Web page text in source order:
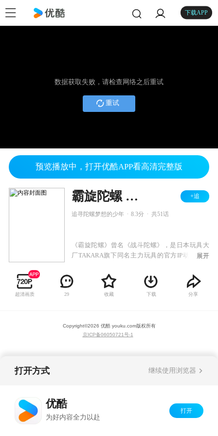
下载APP
数据获取失败，请检查网络之后重试
重试
预览播放中，打开优酷APP看高清完整版
霸旋陀螺 爆刃战神 +追
追寻陀螺梦想的少年 8.3分 共51话
《霸旋陀螺》曾名《战斗陀螺》，是日本玩具大
厂TAKARA旗下同名主力玩具的官方IP动画，早
然拥有大批大龄死忠玩家，拥有稳定的受众。作
为TAKARA一贯的年货动画，该系列依旧保持了
精良的制作水准，令人热血沸腾。去年开始沉寂
展开
超清画质 29 收藏 下载 分享
Copyright©2026 优酷 youku.com版权所有
京ICP备06050721号-1
打开方式 继续使用浏览器
优酷
为好内容全力以赴
打开